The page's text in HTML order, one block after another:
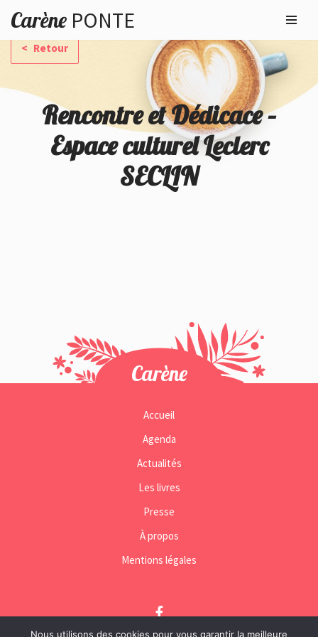
Aller
Carène PONTE
Retour
Rencontre et Dédicace –
Espace culturel Leclerc
SECLIN
Carène
Accueil
Agenda
Actualités
Les livres
Presse
À propos
Mentions légales
F
Nous utilisons des cookies pour vous garantir la meilleure